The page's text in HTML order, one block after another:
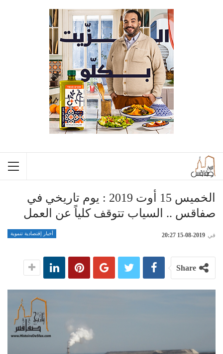
الخميس 15 أوت 2019 : يوم تاريخي في
صفاقس .. السياب تتوقف كلياً عن العمل
أخبار إقتصادية تنموية في 2019-08-15 20:27
Share